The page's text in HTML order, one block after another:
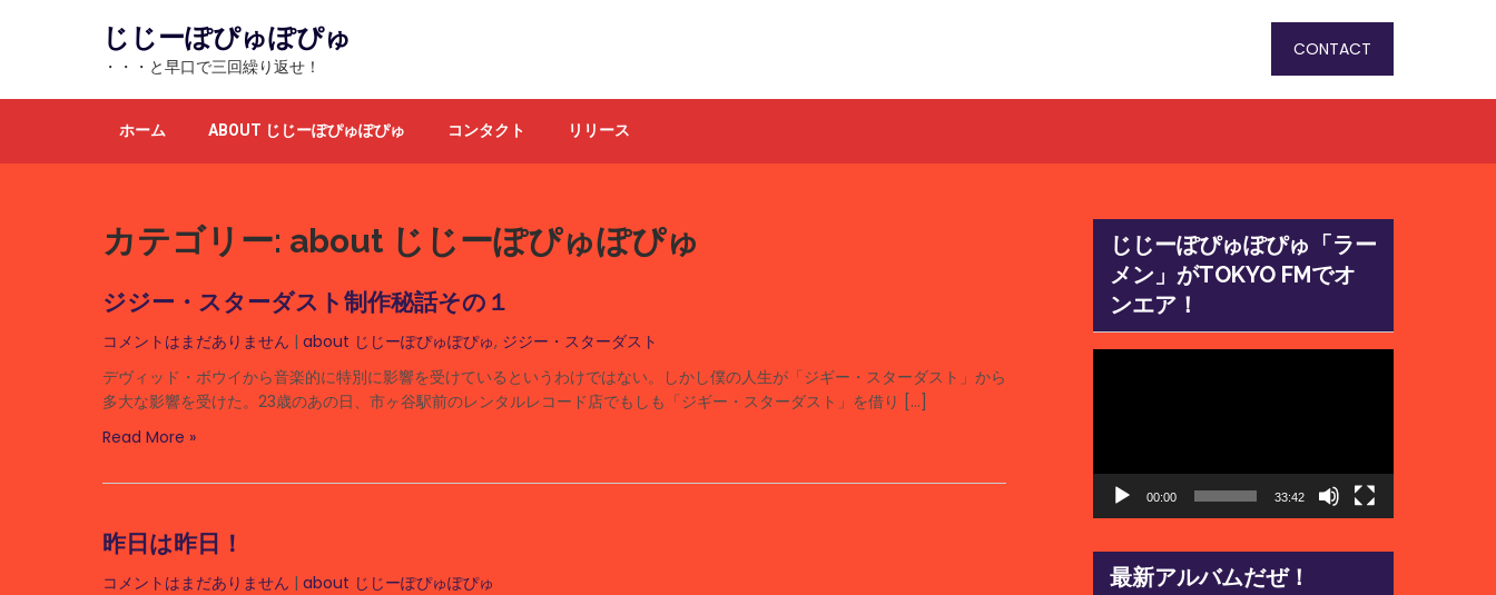
じじーぽぴゅぽぴゅ
・・・と早口で三回繰り返せ！
CONTACT
ホーム ABOUT じじーぽぴゅぽぴゅ コンタクト リリース
カテゴリー: about じじーぽぴゅぽぴゅ
ジジー・スターダスト制作秘話その１
コメントはまだありません | about じじーぽぴゅぽぴゅ, ジジー・スターダスト
デヴィッド・ボウイから音楽的に特別に影響を受けているというわけではない。しかし僕の人生が「ジギー・スターダスト」から
多大な影響を受けた。23歳のあの日、市ヶ谷駅前のレンタルレコード店でもしも「ジギー・スターダスト」を借り […]
Read More »
昨日は昨日！
コメントはまだありません | about じじーぽぴゅぽぴゅ
じじーぽぴゅぽぴゅ「ラー
メン」がTOKYO FMでオ
ンエア！
00:00 33:42
最新アルバムだぜ！